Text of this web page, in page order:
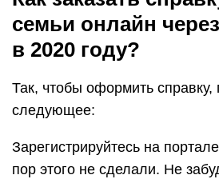
семьи онлайн
в 2020 году?
Так, чтобы оформить справку,
следующее:
Зарегистрируйтесь на
пор этого не сделали. Не